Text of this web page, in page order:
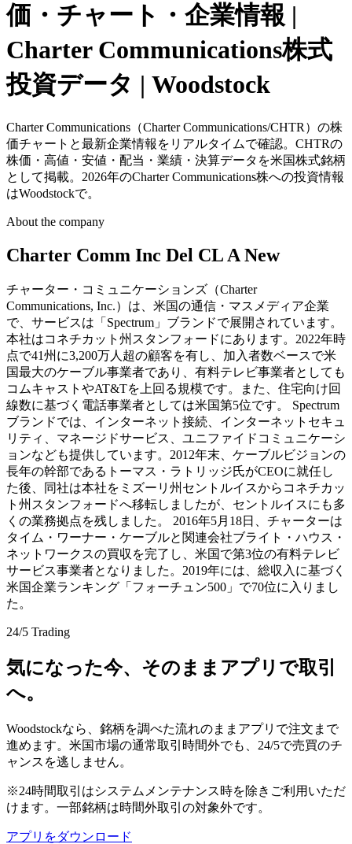
価・チャート・企業情報 |
Charter Communications株式
投資データ | Woodstock
Charter Communications（Charter Communications/CHTR）の株
価チャートと最新企業情報をリアルタイムで確認。CHTRの
株価・高値・安値・配当・業績・決算データを米国株式銘柄
として掲載。2026年のCharter Communications株への投資情報
はWoodstockで。
About the company
Charter Comm Inc Del CL A New
チャーター・コミュニケーションズ（Charter
Communications, Inc.）は、米国の通信・マスメディア企業
で、サービスは「Spectrum」ブランドで展開されています。
本社はコネチカット州スタンフォードにあります。2022年時
点で41州に3,200万人超の顧客を有し、加入者数ベースで米
国最大のケーブル事業者であり、有料テレビ事業者としても
コムキャストやAT&Tを上回る規模です。また、住宅向け回
線数に基づく電話事業者としては米国第5位です。 Spectrum
ブランドでは、インターネット接続、インターネットセキュ
リティ、マネージドサービス、ユニファイドコミュニケーシ
ョンなども提供しています。2012年末、ケーブルビジョンの
長年の幹部であるトーマス・ラトリッジ氏がCEOに就任し
た後、同社は本社をミズーリ州セントルイスからコネチカッ
ト州スタンフォードへ移転しましたが、セントルイスにも多
くの業務拠点を残しました。 2016年5月18日、チャーターは
タイム・ワーナー・ケーブルと関連会社ブライト・ハウス・
ネットワークスの買収を完了し、米国で第3位の有料テレビ
サービス事業者となりました。2019年には、総収入に基づく
米国企業ランキング「フォーチュン500」で70位に入りまし
た。
24/5 Trading
気になった今、そのままアプリで取引
へ。
Woodstockなら、銘柄を調べた流れのままアプリで注文まで
進めます。米国市場の通常取引時間外でも、24/5で売買のチ
ャンスを逃しません。
※24時間取引はシステムメンテナンス時を除きご利用いただ
けます。一部銘柄は時間外取引の対象外です。
アプリをダウンロード